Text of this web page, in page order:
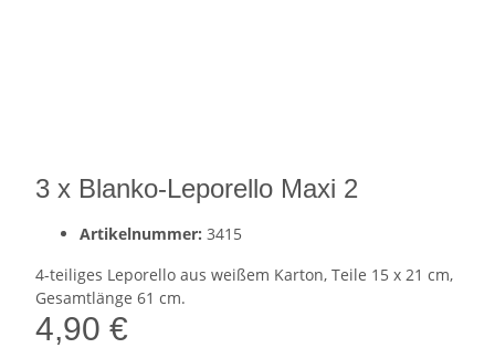
3 x Blanko-Leporello Maxi 2
Artikelnummer: 3415
4-teiliges Leporello aus weißem Karton, Teile 15 x 21 cm,
Gesamtlänge 61 cm.
4,90 €